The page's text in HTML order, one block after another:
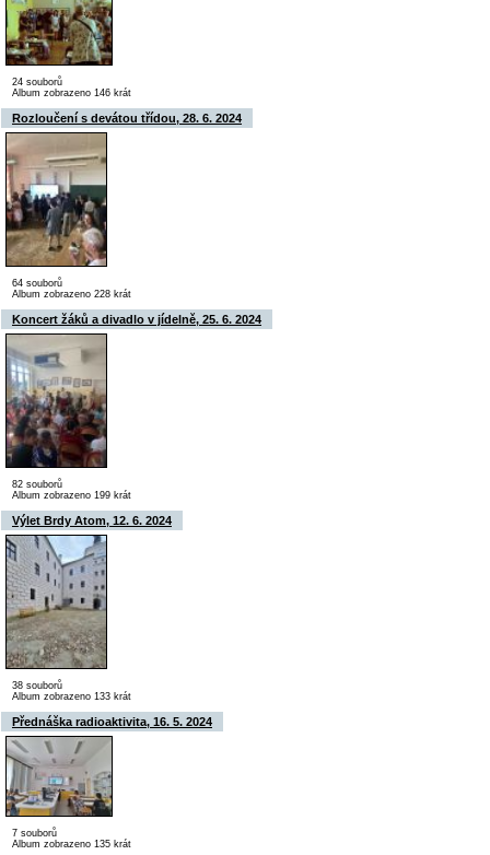
24 souborů
Album zobrazeno 146 krát
Rozloučení s devátou třídou, 28. 6. 2024
64 souborů
Album zobrazeno 228 krát
Koncert žáků a divadlo v jídelně, 25. 6. 2024
82 souborů
Album zobrazeno 199 krát
Výlet Brdy Atom, 12. 6. 2024
38 souborů
Album zobrazeno 133 krát
Přednáška radioaktivita, 16. 5. 2024
7 souborů
Album zobrazeno 135 krát